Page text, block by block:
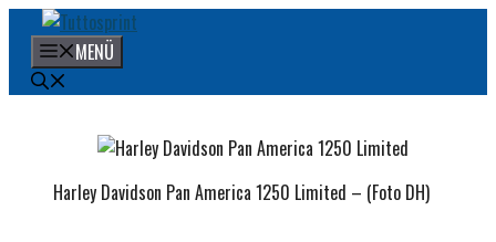
Inhalt
springen
MENÜ
Harley Davidson Pan America 1250 Limited – (Foto DH)